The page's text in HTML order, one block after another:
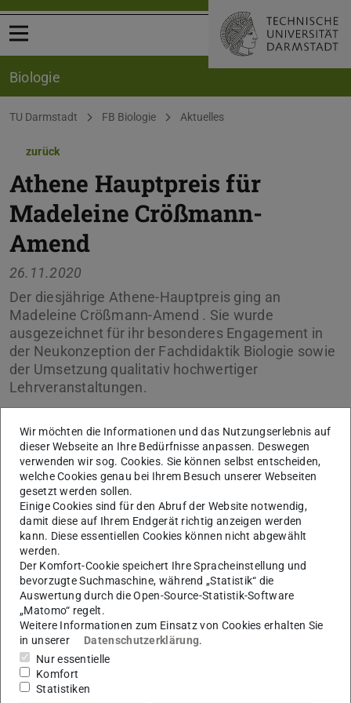
Menü öffnen
Biologie
Sie befinden sich hier:
TU Darmstadt FB Biologie Aktuelles
zurück
Athene Hauptpreis für
Madeleine Crößmann-
Amend
26.11.2020
Der diesjährige Athene-Hauptpreis ging an
Madeleine Crößmann-Amend . Sie wurde
ausgezeichnet für ihr besonderes Engagement in
der Neukonzeption der Fachdidaktik Biologie sowie
der Umsetzung qualitativ hochwertiger
Lehrveranstaltungen.
Madeleine Crößmann-Amend
Der Fachbereich Biologie gratuliert ganz herzlich und
bedankt sich für das herausragende Engagement von
Frau Madeleine Crößmann-Amend!
Wir möchten die Informationen und das Nutzungserlebnis auf
dieser Webseite an Ihre Bedürfnisse anpassen. Deswegen
verwenden wir sog. Cookies. Sie können selbst entscheiden,
welche Cookies genau bei Ihrem Besuch unserer Webseiten
gesetzt werden sollen.
Einige Cookies sind für den Abruf der Website notwendig,
damit diese auf Ihrem Endgerät richtig anzeigen werden
kann. Diese essentiellen Cookies können nicht abgewählt
werden.
Der Komfort-Cookie speichert Ihre Spracheinstellung und
bevorzugte Suchmaschine, während „Statistik“ die
Auswertung durch die Open-Source-Statistik-Software
„Matomo“ regelt.
Weitere Informationen zum Einsatz von Cookies erhalten Sie
in unserer
Datenschutzerklärung.
Nur essentielle
Komfort
Statistiken